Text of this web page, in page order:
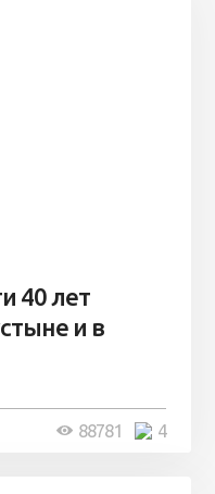
40 лет
и в
4
88781